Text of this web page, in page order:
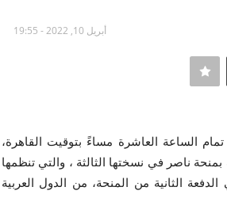
أبريل 10, 2022 - 19:55
ناصر للقيادة الدولية، اليوم، الأحد ١٠ إبريل ٢٠٢٢، في تمام الساعة العاشرة مساءً بتوقيت القاهرة،
بمنحة ناصر في نسختها الثالثة ، والتي تنظمها
الثانية من المنحة، من الدول العربية